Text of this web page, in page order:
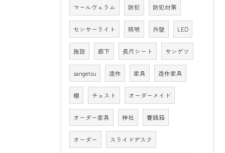
マールヴェラム 防犯 防犯対策
センサーライト 照明 外壁 LED
施設 廊下 長尺シート サンゲツ
sangetsu 造作 家具 造作家具
棚 チェスト オーダーメイド
オーダー家具 神社 賽銭箱
オーダー スライドデスク